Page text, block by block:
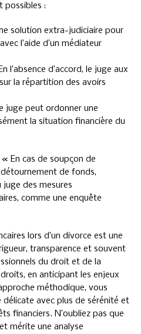
possibles :
solution extra-judiciaire pour
l’aide d’un médiateur
l’absence d’accord, le juge aux
la répartition des avoirs
juge peut ordonner une
la situation financière du
En cas de soupçon de
de fonds,
juge des mesures
comme une enquête
lors d’un divorce est une
transparence et souvent
du droit et de la
en anticipant les enjeux
méthodique, vous
avec plus de sérénité et
financiers. N’oubliez pas que
mérite une analyse